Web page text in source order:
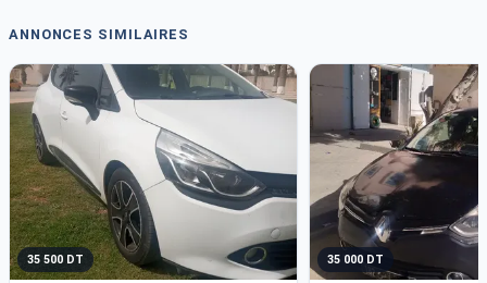
ANNONCES SIMILAIRES
35 500 DT 35 000 DT